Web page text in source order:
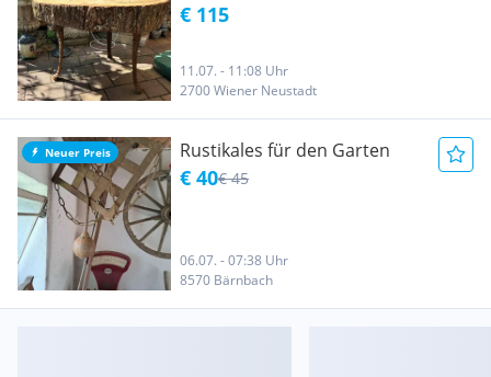
€ 115
11.07. - 11:08 Uhr
2700 Wiener Neustadt
Neuer Preis Rustikales für den Garten
€ 40€ 45
06.07. - 07:38 Uhr
8570 Bärnbach